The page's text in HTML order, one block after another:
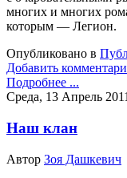
многих и многих
которым — Легион.
Опубликовано в
Добавить
Подробнее ...
Среда, 13 Апрель
Наш клан
Автор Зоя Дашкевич